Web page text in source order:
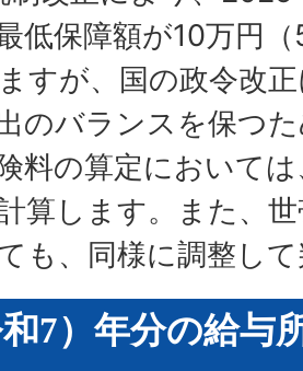
低保障額が10万円
すが、国の政令改
のバランスを保つ
料の算定において
算します。また、
も、同様に調整し
7）年分の給与